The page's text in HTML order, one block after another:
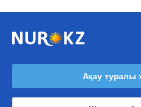
Ақау туралы